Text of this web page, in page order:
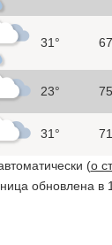
31° 67
23° 75
31° 71
(о
обновлена в